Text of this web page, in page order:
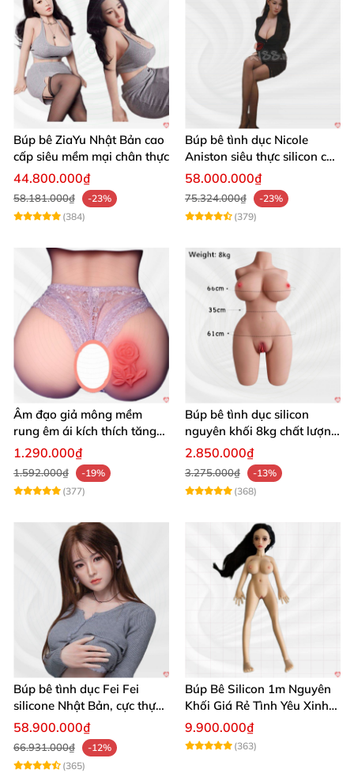
Búp bê ZiaYu Nhật Bản cao
cấp siêu mềm mại chân thực
44.800.000₫
58.181.000₫
-23%
(384)
Búp bê tình dục Nicole
Aniston siêu thực silicon cao
cấp giá tốt
58.000.000₫
75.324.000₫
-23%
(379)
Âm đạo giả mông mềm
rung êm ái kích thích tăng
khoái cảm
1.290.000₫
1.592.000₫
-19%
(377)
Búp bê tình dục silicon
nguyên khối 8kg chất lượng
cao hấp dẫn
2.850.000₫
3.275.000₫
-13%
(368)
Búp bê tình dục Fei Fei
silicone Nhật Bản, cực thực,
giá tốt
58.900.000₫
66.931.000₫
-12%
(365)
Búp Bê Silicon 1m Nguyên
Khối Giá Rẻ Tình Yêu Xinh
Đẹp
9.900.000₫
(363)